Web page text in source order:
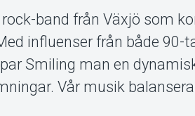
band från Växjö som
influenser från både 90-
Smiling man en
Vår musik